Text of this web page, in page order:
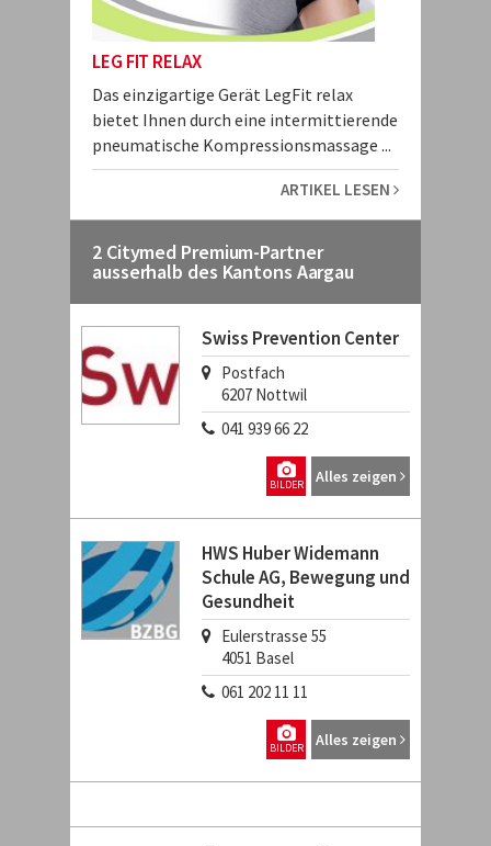
LEG FIT RELAX
Das einzigartige Gerät LegFit relax
bietet Ihnen durch eine intermittierende
pneumatische Kompressionsmassage ...
ARTIKEL LESEN
2 Citymed Premium-Partner
ausserhalb des Kantons Aargau
Swiss Prevention Center
Postfach
6207 Nottwil
041 939 66 22
Alles zeigen
BILDER
HWS Huber Widemann
Schule AG, Bewegung und
Gesundheit
Eulerstrasse 55
4051 Basel
061 202 11 11
Alles zeigen
BILDER